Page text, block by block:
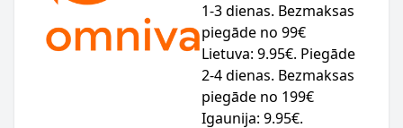
1-3 dienas. Bezmaksas
piegāde no 99€
Lietuva: 9.95€. Piegāde
2-4 dienas. Bezmaksas
piegāde no 199€
Igaunija: 9.95€.